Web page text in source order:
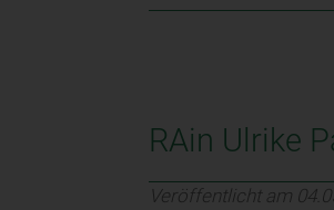
RAin Ulrike
Veröffentlicht am